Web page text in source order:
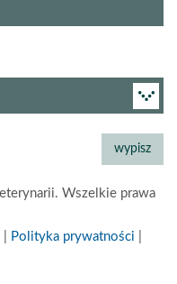
Wszelkie prawa
Polityka prywatności